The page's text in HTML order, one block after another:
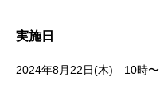
実施日
2024年8月22日(木) 10時